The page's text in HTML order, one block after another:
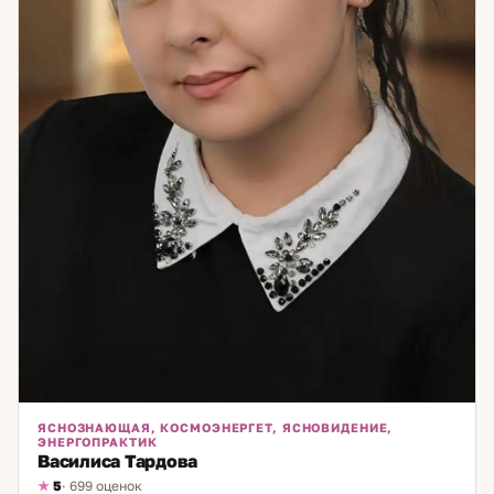
ЯСНОЗНАЮЩАЯ, КОСМОЭНЕРГЕТ, ЯСНОВИДЕНИЕ,
ЭНЕРГОПРАКТИК
Василиса Тардова
5· 699 оценок